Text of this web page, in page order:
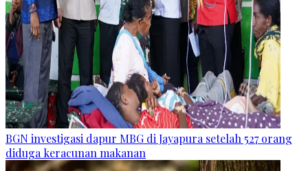
BGN investigasi dapur MBG di Jayapura setelah 527 orang
diduga keracunan makanan